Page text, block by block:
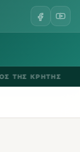
ΚΡΗΤΗΣ